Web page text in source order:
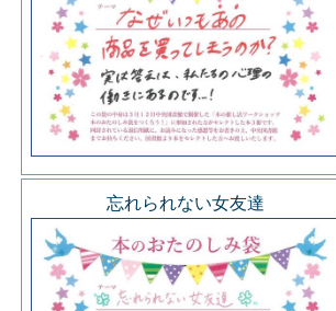
忘れられない女友達